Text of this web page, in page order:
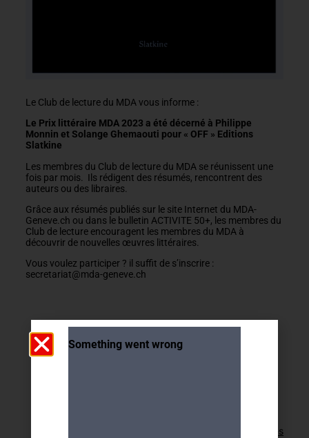
Le Club de lecture du MDA vous informe :
Le Prix littéraire MDA 2023 a été décerné à Philippe
Monnin et Solange Ghemaouti pour « OFF » Editions
Slatkine
Les membres du Club de lecture du MDA se réunissent une
fois par mois. Ils rédigent des résumés, rencontrent des
auteurs ou des libraires.
Grâce aux résumés publiés sur le site Internet du MDA-
Geneve.ch ou dans le bulletin ACTIVITE 50+, les membres du
Club de lecture encouragent les membres du MDA à
découvrir de nouvelles œuvres littéraires.
Vous voulez participer ? il suffit de s’inscrire :
secretariat@mda-geneve.ch
Retour aux activités